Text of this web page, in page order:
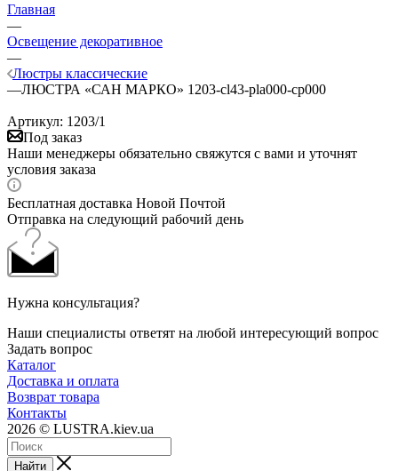
Главная
—
Освещение декоративное
—
Люстры классические
—ЛЮСТРА «САН МАРКО» 1203-cl43-pla000-cp000
Артикул: 1203/1
Под заказ
Наши менеджеры обязательно свяжутся с вами и уточнят
условия заказа
Бесплатная доставка Новой Почтой
Отправка на следующий рабочий день
Нужна консультация?
Наши специалисты ответят на любой интересующий вопрос
Задать вопрос
Каталог
Доставка и оплата
Возврат товара
Контакты
2026 © LUSTRA.kiev.ua
Найти